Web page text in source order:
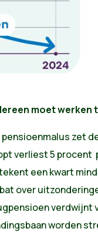
moet werken
pensioenmalus zet
verliest 5 procent
een kwart
over
verdwijnt
worden